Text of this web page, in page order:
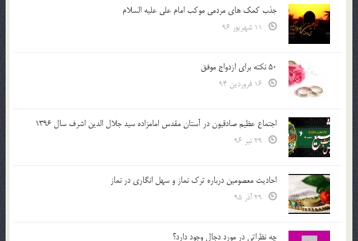
جذب کمک های مردمی موکب امام علی علیه السلام
50 نکته برای ازدواج موفق
اجتماع عظیم صادقیون در آستان مقدس امامزاده سید جلال الدین اشرف سال 1396
احادیث معصومین درباره ترک نماز و سهل انگاری در نماز
چه نظراتی در مورد دجال وجود دارد؟